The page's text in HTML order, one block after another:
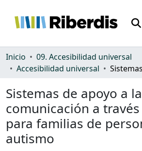
Comunidades
Estadísticas
Inicio
09. Accesibilidad universal
Accesibilidad universal
Sistemas de apoyo a la
comunicación a
para familias de
autismo